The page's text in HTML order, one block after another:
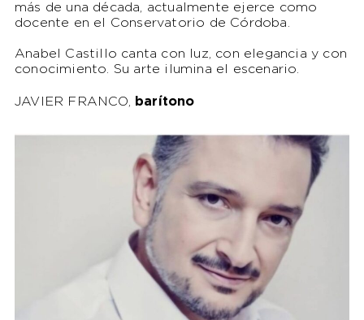
más de una década, actualmente ejerce como
docente en el Conservatorio de Córdoba.
Anabel Castillo canta con luz, con elegancia y con
conocimiento. Su arte ilumina el escenario.
JAVIER FRANCO, barítono